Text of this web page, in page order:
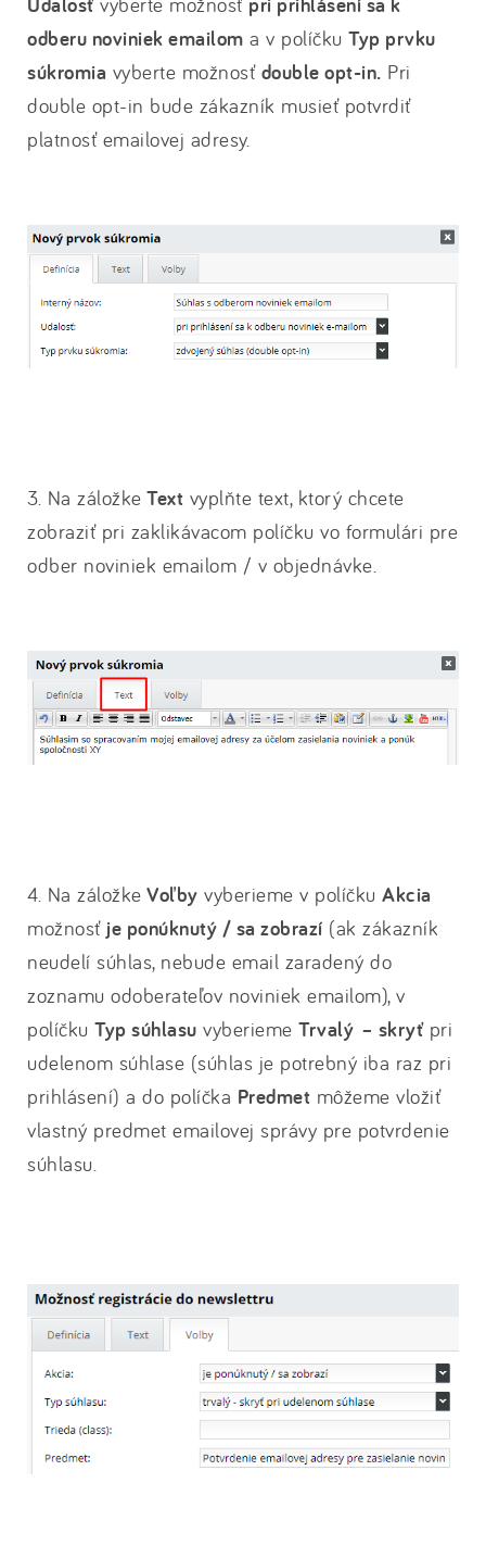
odberu noviniek emailom a v políčku Typ prvku
súkromia vyberte možnosť double opt-in. Pri
double opt-in bude zákazník musieť potvrdiť
platnosť emailovej adresy.
3. Na záložke Text vyplňte text, ktorý chcete
zobraziť pri zaklikávacom políčku vo formulári pre
odber noviniek emailom / v objednávke.
4. Na záložke Voľby vyberieme v políčku Akcia
možnosť je ponúknutý / sa zobrazí (ak zákazník
neudelí súhlas, nebude email zaradený do
zoznamu odoberateľov noviniek emailom), v
políčku Typ súhlasu vyberieme Trvalý – skryťpri
udelenom súhlase (súhlas je potrebný iba raz pri
prihlásení) a do políčka Predmet môžeme vložiť
vlastný predmet emailovej správy pre potvrdenie
súhlasu.